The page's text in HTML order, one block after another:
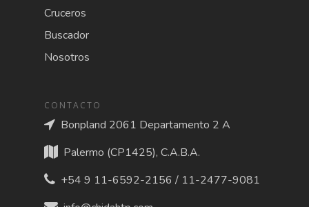
Cruceros
Buscador
Nosotros
CONTACTO
Bonpland 2061 Departamento 2 A
Palermo (CP1425), C.A.B.A.
+54 9 11-6592-2156 / 11-2477-9081